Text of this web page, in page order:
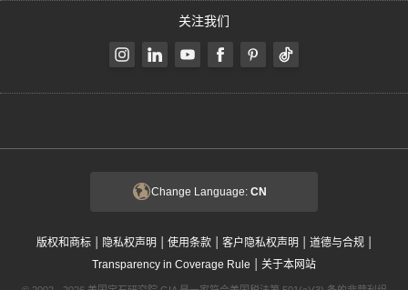
关注我们
Change Language: CN
版权和商标 | 隐私权声明 | 使用条款 | 客户隐私权声明 | 道德与合规 |
Transparency in Coverage Rule | 关于本网站